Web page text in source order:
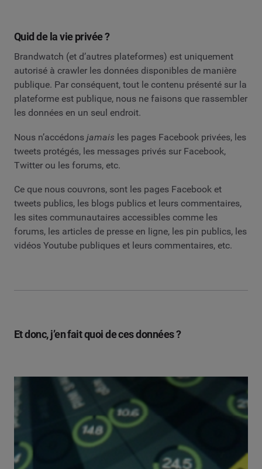
Quid de la vie privée ?
Brandwatch (et d’autres plateformes) est uniquement
autorisé à crawler les données disponibles de manière
publique. Par conséquent, tout le contenu présenté sur la
plateforme est publique, nous ne faisons que rassembler
les données en un seul endroit.
Nous n’accédons jamais les pages Facebook privées, les
tweets protégés, les messages privés sur Facebook,
Twitter ou les forums, etc.
Ce que nous couvrons, sont les pages Facebook et
tweets publics, les blogs publics et leurs commentaires,
les sites communautaires accessibles comme les
forums, les articles de presse en ligne, les pin publics, les
vidéos Youtube publiques et leurs commentaires, etc.
Et donc, j’en fait quoi de ces données ?